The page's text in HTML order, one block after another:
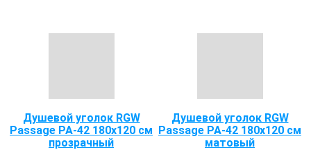
Душевой уголок RGW
Passage PA-42 180x120 см
прозрачный
Душевой уголок RGW
Passage PA-42 180x120 см
матовый